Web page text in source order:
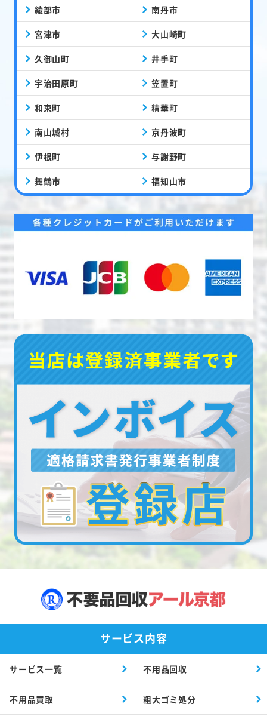
綾部市 南丹市
宮津市 大山崎町
久御山町 井手町
宇治田原町 笠置町
和束町 精華町
南山城村 京丹波町
伊根町 与謝野町
舞鶴市 福知山市
サービス内容
サービス一覧 不用品回収
不用品買取 粗大ゴミ処分